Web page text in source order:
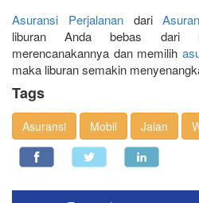
Asuransi Perjalanandari
liburan Anda bebas dari
merencanakannya dan memilih
maka liburan semakin
Tags
Asuransi Mobil Jalan